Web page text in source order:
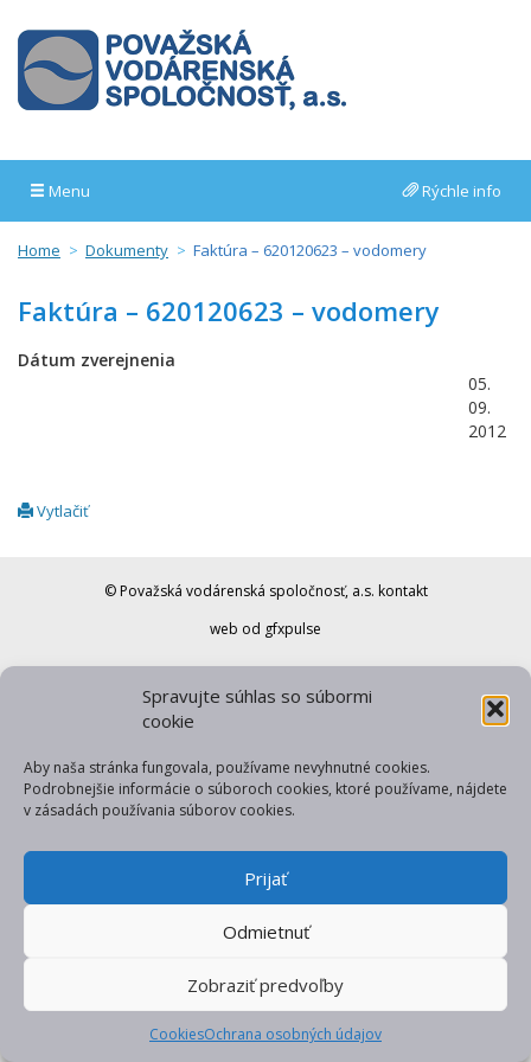
Spravujte súhlas so súbormi
cookie
Aby naša stránka fungovala, používame nevyhnutné cookies.
Podrobnejšie informácie o súboroch cookies, ktoré používame, nájdete
v zásadách používania súborov cookies.
Prijať
Odmietnuť
Zobraziť predvoľby
CookiesOchrana osobných údajov
Menu Rýchle info
Home Dokumenty Faktúra – 620120623 – vodomery
Faktúra – 620120623 – vodomery
Dátum zverejnenia
05.
09.
2012
Vytlačiť
© Považská vodárenská spoločnosť, a.s. kontakt
web od gfxpulse